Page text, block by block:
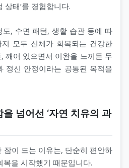
상태’를 경험합니다.
, 수면 패턴, 생활 습관 등에 따
모두 신체가 회복되는 건강한
깨어 있으면서 이완을 느끼든 두
정신 안정이라는 공통된 목적을
넘어선 ‘자연 치유의 과
잠이 드는 이유는, 단순히 편안하
을 시작했기 때문입니다.